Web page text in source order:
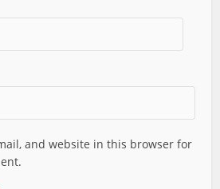
and website in this browser for